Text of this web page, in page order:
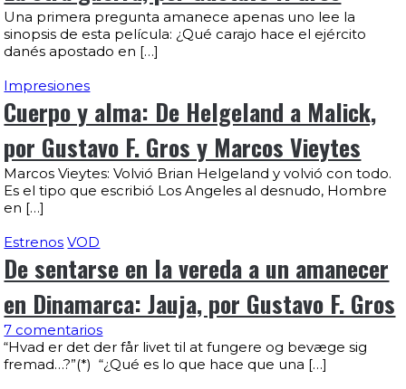
Una primera pregunta amanece apenas uno lee la
sinopsis de esta película: ¿Qué carajo hace el ejército
danés apostado en […]
Impresiones
Cuerpo y alma: De Helgeland a Malick,
por Gustavo F. Gros y Marcos Vieytes
Marcos Vieytes: Volvió Brian Helgeland y volvió con todo.
Es el tipo que escribió Los Angeles al desnudo, Hombre
en […]
Estrenos VOD
De sentarse en la vereda a un amanecer
en Dinamarca: Jauja, por Gustavo F. Gros
7 comentarios
“Hvad er det der får livet til at fungere og bevæge sig
fremad…?”(*) “¿Qué es lo que hace que una […]